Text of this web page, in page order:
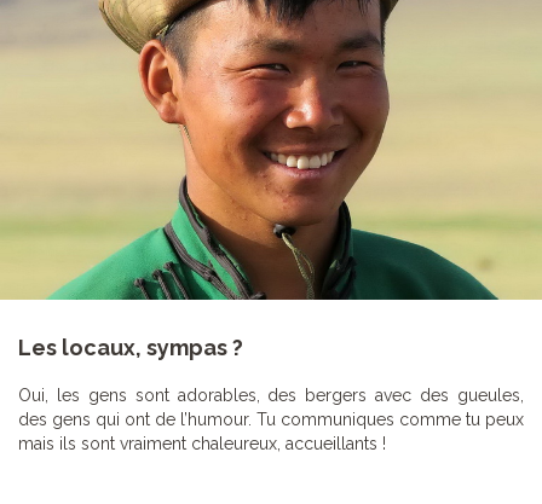
Les locaux, sympas ?
Oui, les gens sont adorables, des bergers avec des gueules,
des gens qui ont de l’humour. Tu communiques comme tu peux
mais ils sont vraiment chaleureux, accueillants !